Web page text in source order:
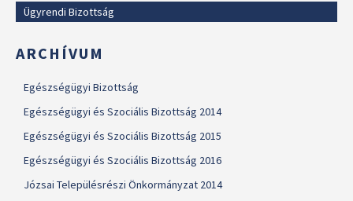
Ügyrendi Bizottság
ARCHÍVUM
Egészségügyi Bizottság
Egészségügyi és Szociális Bizottság 2014
Egészségügyi és Szociális Bizottság 2015
Egészségügyi és Szociális Bizottság 2016
Józsai Településrészi Önkormányzat 2014